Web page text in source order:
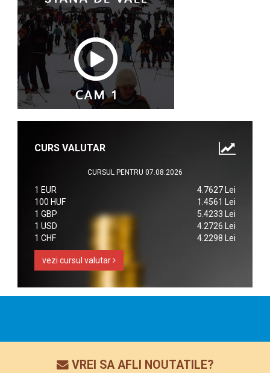
CURS VALUTAR
CURSUL PENTRU 07.08.2026
1 EUR
4.7627 Lei
100 HUF
1.4561 Lei
1 GBP
5.4233 Lei
1 USD
4.2726 Lei
1 CHF
4.2298 Lei
vezi cursul valutar
VREI SA AFLI NOUTATILE?